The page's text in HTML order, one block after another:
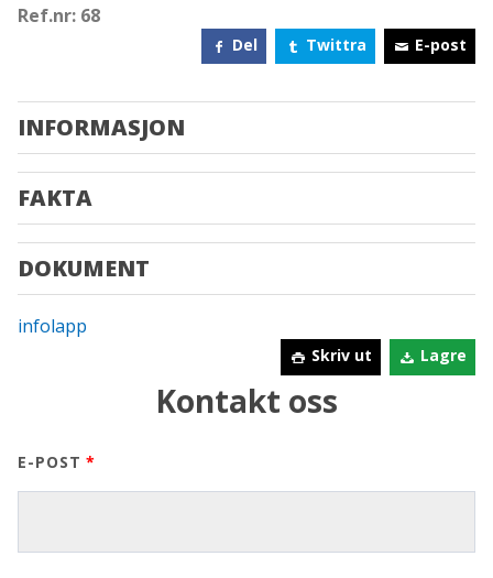
Ref.nr: 68
Del Twittra E-post
INFORMASJON
FAKTA
DOKUMENT
infolapp
Skriv ut Lagre
Kontakt oss
E-POST